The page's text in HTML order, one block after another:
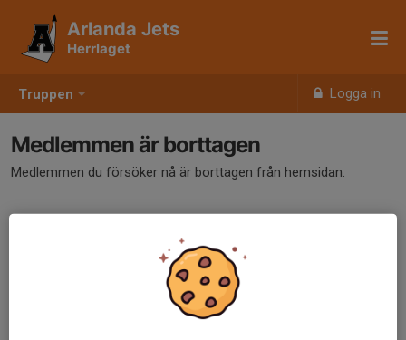
Truppen Logga in
Arlanda Jets
Herrlaget
Medlemmen är borttagen
Medlemmen du försöker nå är borttagen från hemsidan.